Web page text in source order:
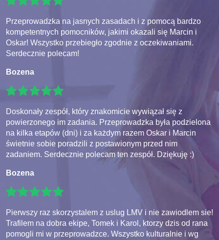
Przeprowadzka na jasnych zasadach i z pomocą bardzo
kompetentnych pomocników, jakimi okazali się Marcin i
Oskar! Wszystko przebiegło zgodnie z oczekiwaniami.
Serdecznie polecam!
Bozena
Doskonały zespół, który znakomicie wywiązał się z
powierzonego im zadania. Przeprowadzka była podzielona
na kilka etapów (dni) i za każdym razem Oskar i Marcin
świetnie sobie poradzili z postawionym przed nim
zadaniem. Serdecznie polecam ten zespół. Dziękuję :)
Bozena
Pierwszy raz skorzystalem z uslug LMV i nie zawiodlem sie!
Trafilem na dobra ekipe, Tomek i Karol, ktorzy dzis od rana
pomogli mi w przeprowadzce. Wszystko kulturalnie i wg